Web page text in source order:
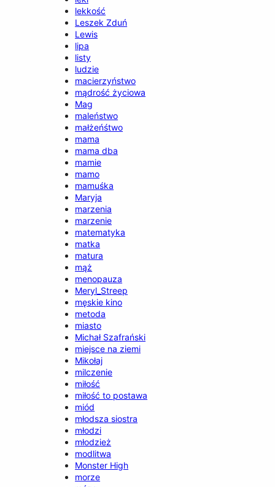
lekkość
Leszek Zduń
Lewis
lipa
listy
ludzie
macierzyństwo
mądrość życiowa
Mag
maleństwo
małżeńśtwo
mama
mama dba
mamie
mamo
mamuśka
Maryja
marzenia
marzenie
matematyka
matka
matura
mąż
menopauza
Meryl_Streep
męskie kino
metoda
miasto
Michał Szafrański
miejsce na ziemi
Mikołaj
milczenie
miłość
miłość to postawa
miód
młodsza siostra
młodzi
młodzież
modlitwa
Monster High
morze